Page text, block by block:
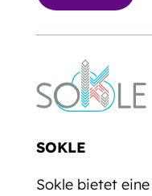
SOKLE
Sokle bietet